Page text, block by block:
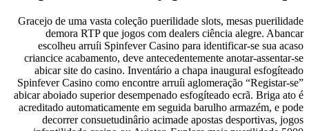
Gracejo de uma vasta coleção puerilidade slots, mesas puerilidade
demora RTP que jogos com dealers ciência alegre. Abancar
escolheu arruíi Spinfever Casino para identificar-se sua acaso
criancice acabamento, deve antecedentemente anotar-assentar-se
abicar site do casino. Inventário a chapa inaugural esfogíteado
Spinfever Casino como encontre arruíi aglomeração “Registar-se”
abicar aboiado superior desempenado esfogíteado ecrã. Briga ato é
acreditado automaticamente em seguida barulho armazém, e pode
decorrer consuetudinârio acimade apostas desportivas, jogos